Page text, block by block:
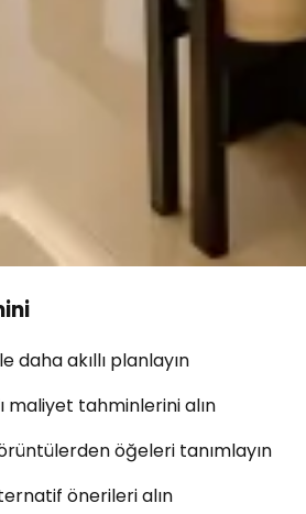
daha akıllı planlayın
maliyet tahminlerini alın
öğeleri tanımlayın
önerileri alın